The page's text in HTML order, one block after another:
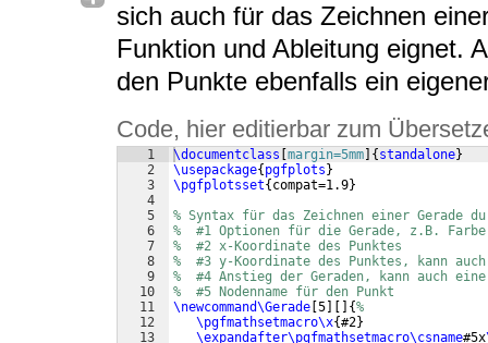
sich auch für das Zeichnen
Funktion und Ableitung eignet.
den Punkte ebenfalls ein
Code, hier editierbar zum
1
2
3
4
5
6
7
8
9
10
11
12
13
\documentclass margin=5mm { standalone}
\usepackage{ pgfplots }
\pgfplotsset{ compat=1.9}
% Syntax für das Zeichnen einer Gerade
%  #1 Optionen für die Gerade, z.B.
%  #2 x-Koordinate des Punktes
%  #3 y-Koordinate des Punktes, kann
%  #4 Anstieg der Geraden, kann auch
%  #5 Nodenname für den Punkt
\newcommand\Gerade 5 {%
\pgfmathsetmacro\x{#2}
\expandafter\pgfmathsetmacro\csname#5x